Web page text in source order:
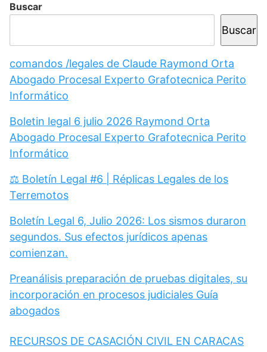
Buscar
Buscar
comandos /legales de Claude Raymond Orta
Abogado Procesal Experto Grafotecnica Perito
Informático
Boletin legal 6 julio 2026 Raymond Orta
Abogado Procesal Experto Grafotecnica Perito
Informático
⚖️ Boletín Legal #6 | Réplicas Legales de los
Terremotos
Boletín Legal 6, Julio 2026: Los sismos duraron
segundos. Sus efectos jurídicos apenas
comienzan.
Preanálisis preparación de pruebas digitales, su
incorporación en procesos judiciales Guía
abogados
RECURSOS DE CASACIÓN CIVIL EN CARACAS